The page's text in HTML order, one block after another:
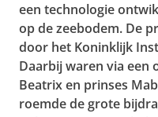
een technologie
op de zeebodem. De
door het Koninklijk
Daarbij waren via een
Beatrix en prinses
roemde de grote